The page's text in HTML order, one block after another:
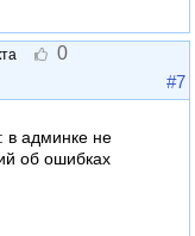
0
#7
в админке не
об ошибках